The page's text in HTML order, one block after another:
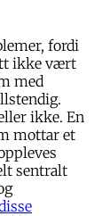
fordi
ikke vært
med
ikke. En
mottar et
sentralt